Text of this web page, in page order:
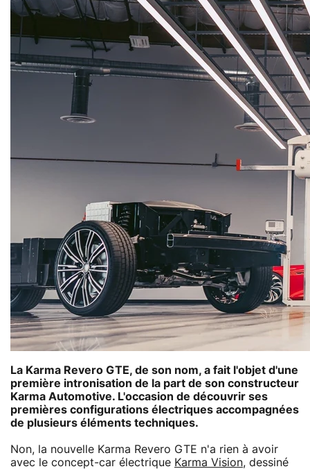
La Karma Revero GTE, de son nom, a fait l'objet d'une
première intronisation de la part de son constructeur
Karma Automotive. L'occasion de découvrir ses
premières configurations électriques accompagnées
de plusieurs éléments techniques.
Non, la nouvelle Karma Revero GTE n'a rien à avoir
avec le concept-car électrique Karma Vision, dessiné